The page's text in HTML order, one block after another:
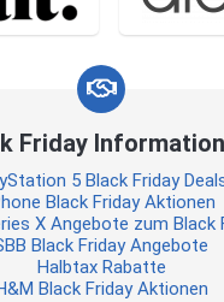
Friday
5 Black Friday
Black Friday Aktionen
X Angebote zum Black
Black Friday Angebote
Halbtax Rabatte
Black Friday Aktionen